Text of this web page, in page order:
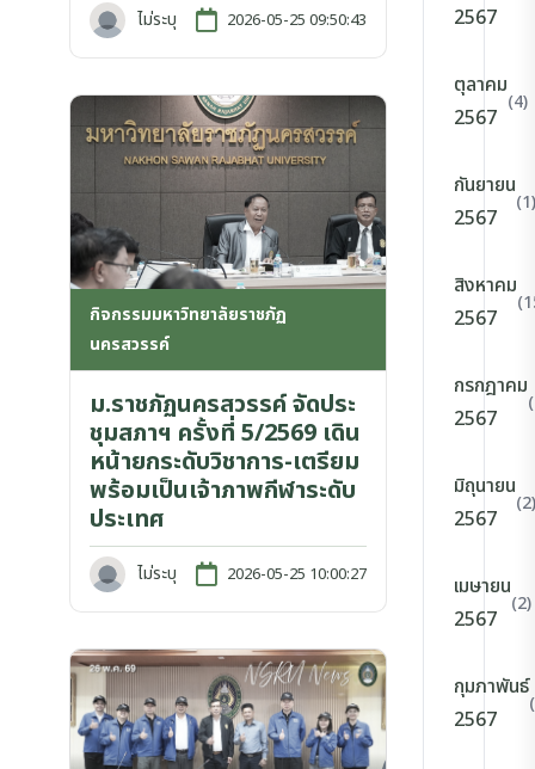
ไม่ระบุ 2026-05-25 09:50:43
กิจกรรมมหาวิทยาลัยราชภัฏ
นครสวรรค์
ม.ราชภัฏนครสวรรค์ จัดประ
ชุมสภาฯ ครั้งที่ 5/2569 เดิน
หน้ายกระดับวิชาการ-เตรียม
พร้อมเป็นเจ้าภาพกีฬาระดับ
ประเทศ
ไม่ระบุ 2026-05-25 10:00:27
2567
ตุลาคม
2567
(4)
กันยายน
2567
(1)
สิงหาคม
2567
กรกฎาคม
2567
มิถุนายน
2567
(2)
เมษายน
2567
(2)
กุมภาพันธ์
2567